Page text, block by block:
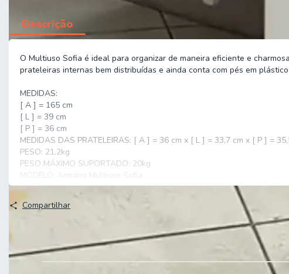
Descrição
O Multiuso Sofia é ideal para organizar de maneira eficiente e
prateleiras internas bem distribuídas e ainda conta com pés em
MEDIDAS:
[ A ] = 165 cm
[ L ] = 39 cm
[ P ] = 36 cm
MEDIDAS DAS PRATELEIRAS: [ A ] = 36 cm x [ L ] = 33,7 cm x [ P ] =
PESO: 21,2kg
PESO MÁXIMO SUPORTADO: 20kg
MODELO: Armário Multiuso Sofia
MARCA: J&A Móveis
MATERIAL: MDP
PINTURA: UV (Ultravioleta)
GAVETAS: Não possui
PRATELEIRA: Sim, possui 4 prateleiras
Compartilhar